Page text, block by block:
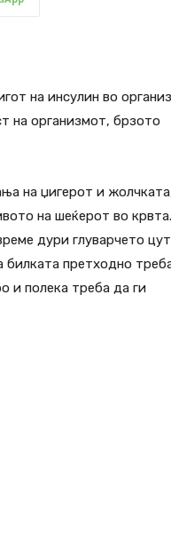
на инсулин во
на организмот, брзото
на џигерот и
на шеќерот во
дури глуварчето
билката претходно
и полека треба да ги